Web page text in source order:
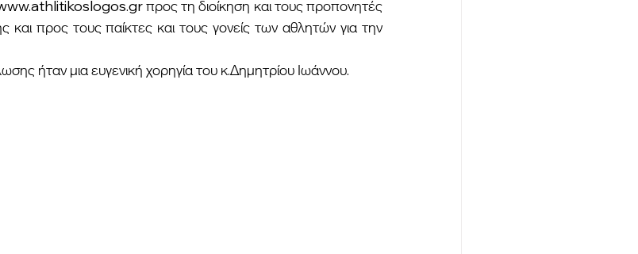
προς τους παίκτες και τους γονείς των αθλητών για την
ήταν μια ευγενική χορηγία του κ.Δημητρίου Ιωάννου.